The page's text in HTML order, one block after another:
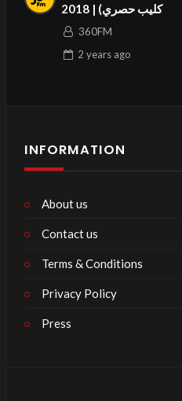
كليب حصري) | 2018
360FM
2 years ago
INFORMATION
About us
Contact us
Terms & Conditions
Privacy Policy
Press